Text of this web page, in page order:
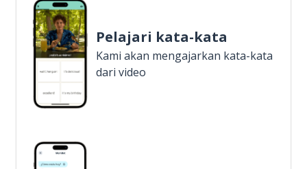
Pelajari kata-kata
Kami akan mengajarkan kata-kata
dari video